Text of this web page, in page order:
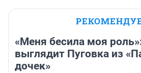
«Меня бесила моя
выглядит Пуговка из
дочек»